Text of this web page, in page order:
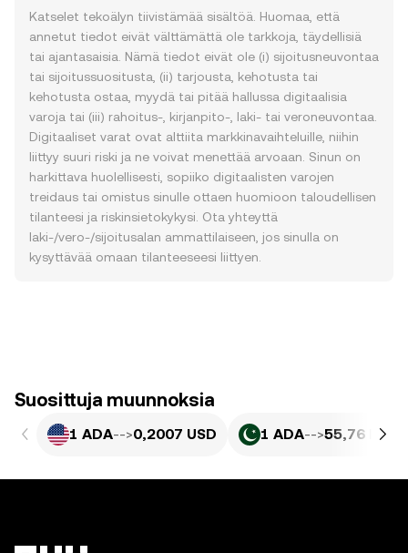
Katselet tekoälyn tiivistämää sisältöä. Huomaa, että
annetut tiedot eivät välttämättä ole tarkkoja, täydellisiä
tai ajantasaisia. Nämä tiedot eivät ole (i) sijoitusneuvontaa
tai sijoitussuositusta, (ii) tarjousta, kehotusta tai
kehotusta ostaa, myydä tai pitää hallussa digitaalisia
varoja tai (iii) rahoitus-, kirjanpito-, laki- tai veroneuvontaa.
Digitaaliset varat ovat alttiita markkinavaihteluille, niihin
liittyy suuri riski ja ne voivat menettää arvoaan. Sinun on
harkittava huolellisesti, sopiiko digitaalisten varojen
treidaus tai omistus sinulle ottaen huomioon taloudellisen
tilanteesi ja riskinsietokykysi. Ota yhteyttä
laki-/vero-/sijoitusalan ammattilaiseen, jos sinulla on
kysyttävää omaan tilanteeseesi liittyen.
Suosittuja muunnoksia
1 ADA-->0,2007 USD 1 ADA-->55,76 PKR